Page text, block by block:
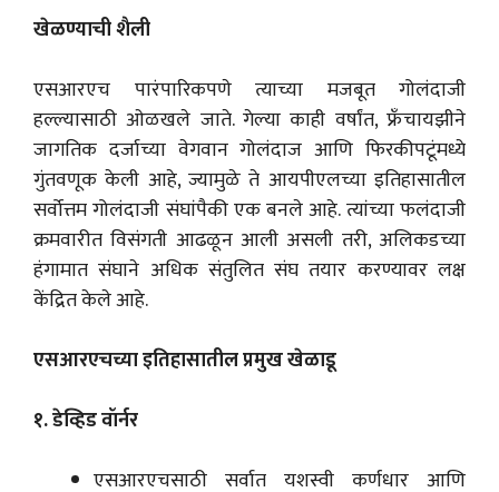
खेळण्याची शैली
एसआरएच पारंपारिकपणे त्याच्या मजबूत गोलंदाजी
हल्ल्यासाठी ओळखले जाते. गेल्या काही वर्षांत, फ्रँचायझीने
जागतिक दर्जाच्या वेगवान गोलंदाज आणि फिरकीपटूंमध्ये
गुंतवणूक केली आहे, ज्यामुळे ते आयपीएलच्या इतिहासातील
सर्वोत्तम गोलंदाजी संघांपैकी एक बनले आहे. त्यांच्या फलंदाजी
क्रमवारीत विसंगती आढळून आली असली तरी, अलिकडच्या
हंगामात संघाने अधिक संतुलित संघ तयार करण्यावर लक्ष
केंद्रित केले आहे.
एसआरएचच्या इतिहासातील प्रमुख खेळाडू
१. डेव्हिड वॉर्नर
एसआरएचसाठी सर्वात यशस्वी कर्णधार आणि